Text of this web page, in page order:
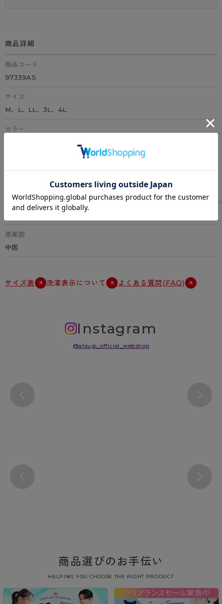
商品詳細
商品コード
97339AS
サイズ
M、L、LL、3L、4L
カラー
素材
ナイロン、ポリウレタン
特徴
原産国
中国
サイズ表 洗濯表示について よくある質問(FAQ)
Instagram
@atsugi_official_webshop
商品選びのお手伝い
HELPING YOU CHOOSE THE RIGHT PRODUCT